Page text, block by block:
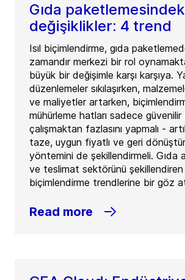
Gıda
değişiklikler: 4 trend
Isıl biçimlendirme, gıda
zamandır merkezi bir rol
büyük bir değişimle karşı karşıya.
düzenlemeler sıkılaşırken,
ve maliyetler artarken,
mühürleme hatları sadece
çalışmaktan fazlasını yapmalı -
taze, uygun fiyatlı ve geri
yöntemini de şekillendirmeli. Gıda
ve teslimat sektörünü şekillendiren
biçimlendirme trendlerine bir göz
Read more